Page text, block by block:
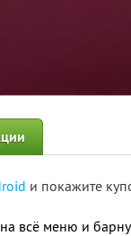
и покажите
на всё меню и